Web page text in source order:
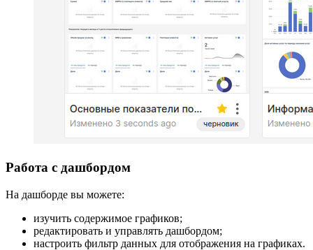
Работа с дашбордом
На дашборде вы можете:
изучить содержимое графиков;
редактировать и управлять дашбордом;
настроить фильтр данных для отображения на графиках.